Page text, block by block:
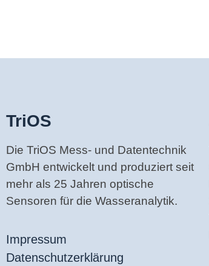
TriOS
Die TriOS Mess- und Datentechnik
GmbH entwickelt und produziert seit
mehr als 25 Jahren optische
Sensoren für die Wasseranalytik.
Impressum
Datenschutzerklärung